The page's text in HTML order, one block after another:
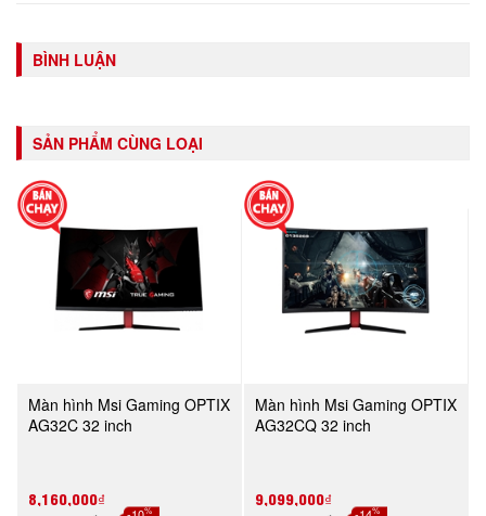
BÌNH LUẬN
SẢN PHẨM CÙNG LOẠI
Màn hình Msi Gaming OPTIX
AG32C 32 inch
8,160,000₫
%
Màn hình Msi Gaming OPTIX
AG32CQ 32 inch
9,099,000₫
%